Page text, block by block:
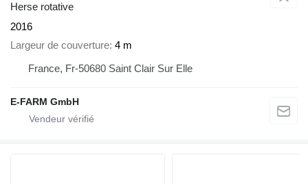
Herse rotative
2016
Largeur de couverture 4 m
France, Fr-50680 Saint Clair Sur Elle
E-FARM GmbH